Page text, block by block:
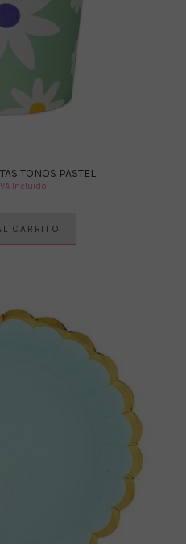
TONOS PASTEL
Incluido
CARRITO